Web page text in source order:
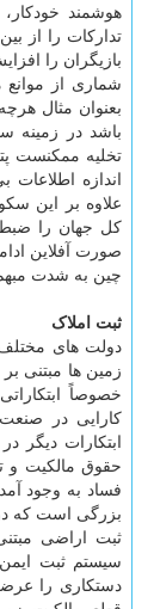
هوشمند
تدارکات را از
بازیگران را
شماری از موانع
بعنوان مثال
باشد در زمینه
تخلیه ممکنست
اندازه
علاوه بر این
کل جهان را ضبط
صورت آفلاین
چین به شدت
ثبت املاک
دولت های
زمین ها مبتنی
خصوصاً
کارایی در
ابتکارات دیگر
حقوق مالکیت و
فساد به وجود
بزرگی است که
ثبت اراضی
سیستم ثبت
دستکاری را